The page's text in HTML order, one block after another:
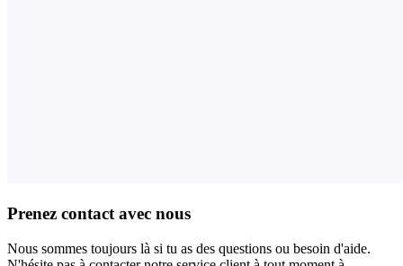
Prenez contact avec nous
Nous sommes toujours là si tu as des questions ou besoin d'aide.